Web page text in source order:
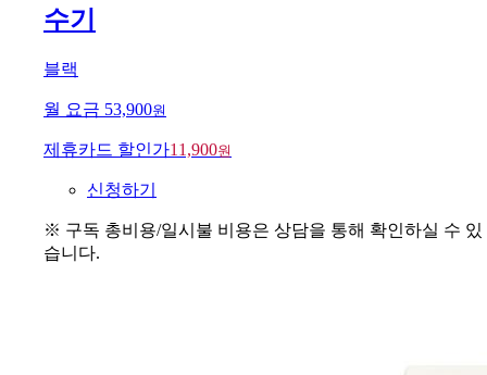
수기
블랙
월 요금 53,900원
제휴카드 할인가11,900원
신청하기
※ 구독 총비용/일시불 비용은 상담을 통해 확인하실 수 있
습니다.